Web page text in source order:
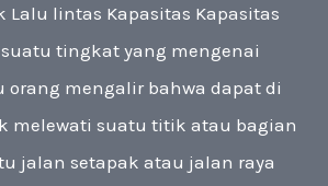
Lalu lintas Kapasitas Kapasitas
tingkat yang mengenai
orang mengalir bahwa dapat di
melewati suatu titik atau bagian
jalan setapak atau jalan raya